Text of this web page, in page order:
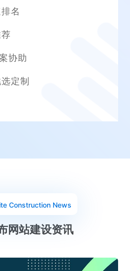
名
协助
定制
Construction News
网站建设资讯